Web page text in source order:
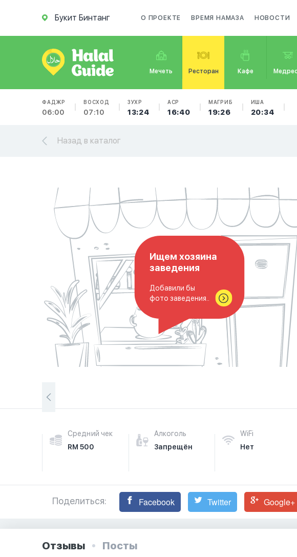
Букит Бинтанг О ПРОЕКТЕ ВРЕМЯ НАМАЗА НОВОСТИ
Мечеть Ресторан Кафе
ФАДЖР
06:00
ВОСХОД
07:10
ЗУХР
13:24
АСР
16:40
МАГРИБ
19:26
ИША
20:34
Назад в каталог
Ищем хозяина
заведения
Добавили бы
фото заведения..
Средний чек
RM 500
Алкоголь
Запрещён
WiFi
Нет
Поделиться: Facebook Twitter Google+
Отзывы Посты